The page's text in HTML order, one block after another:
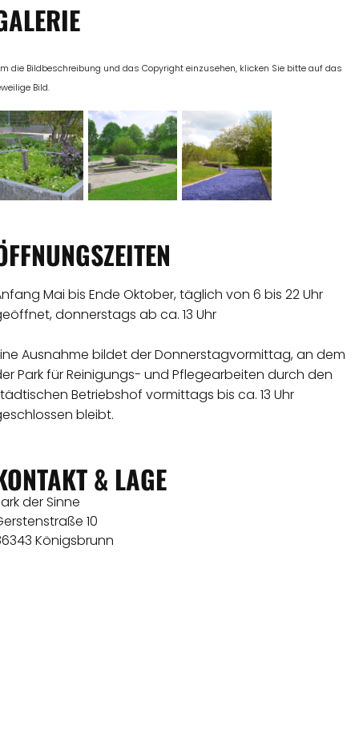
die Bildbeschreibung und das Copyright einzusehen, klicken Sie bitte auf das
Bild.
Mai bis Ende Oktober, täglich von 6 bis 22 Uhr
donnerstags ab ca. 13 Uhr
Ausnahme bildet der Donnerstagvormittag, an dem
Park für Reinigungs- und Pflegearbeiten durch den
Betriebshof vormittags bis ca. 13 Uhr
bleibt.
& LAGE
der Sinne
10
Königsbrunn